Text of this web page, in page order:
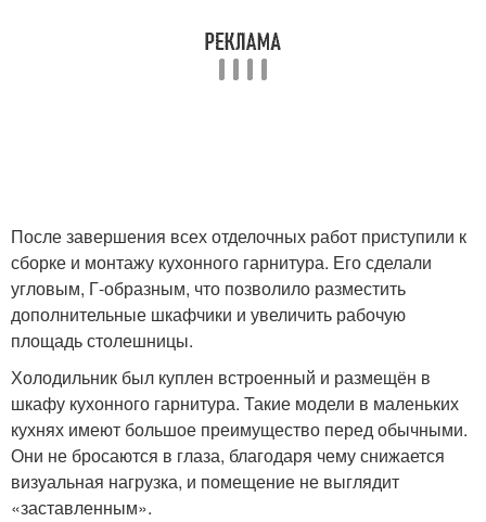
После завершения всех отделочных работ приступили к
сборке и монтажу кухонного гарнитура. Его сделали
угловым, Г-образным, что позволило разместить
дополнительные шкафчики и увеличить рабочую
площадь столешницы.
Холодильник был куплен встроенный и размещён в
шкафу кухонного гарнитура. Такие модели в маленьких
кухнях имеют большое преимущество перед обычными.
Они не бросаются в глаза, благодаря чему снижается
визуальная нагрузка, и помещение не выглядит
«заставленным».